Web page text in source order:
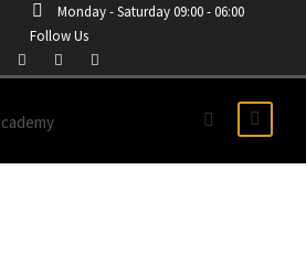
Monday - Saturday 09:00 - 06:00
Follow Us